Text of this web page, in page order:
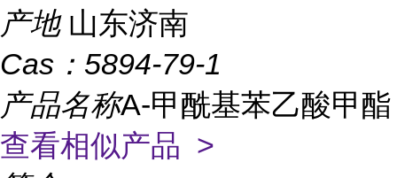
产地 山东济南
Cas： 5894-79-1
产品名称Α-甲酰基苯乙酸甲酯
查看相似产品 >